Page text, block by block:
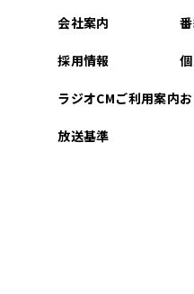
会社案内
採用情報
ラジオCMご利用案内
放送基準